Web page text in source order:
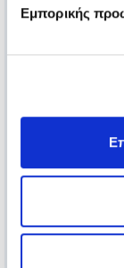
Εμπορικής